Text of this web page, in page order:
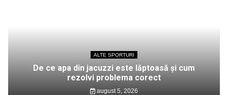
ALTE SPORTURI
De ce apa din jacuzzi este lăptoasă și cum
rezolvi problema corect
august 5, 2026